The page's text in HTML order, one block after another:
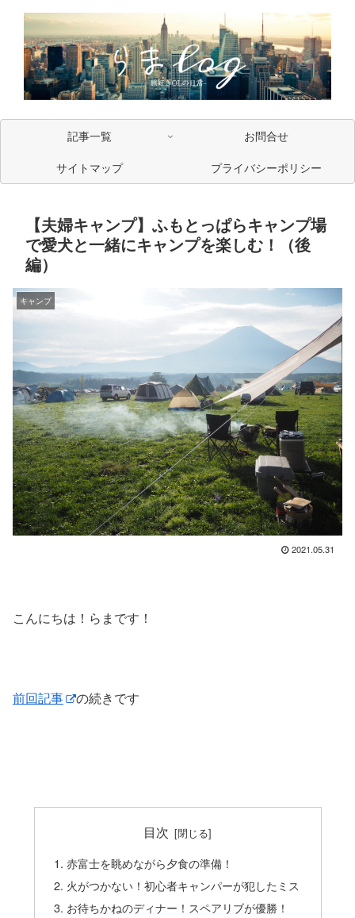
記事一覧
お問合せ
サイトマップ
プライバシーポリシー
【夫婦キャンプ】ふもとっぱらキャンプ場
で愛犬と一緒にキャンプを楽しむ！（後
編）
キャンプ
2021.05.31
こんにちは！らまです！
前回記事 の続きです
目次
赤富士を眺めながら夕食の準備！
火がつかない！初心者キャンパーが犯したミス
お待ちかねのディナー！スペアリブが優勝！